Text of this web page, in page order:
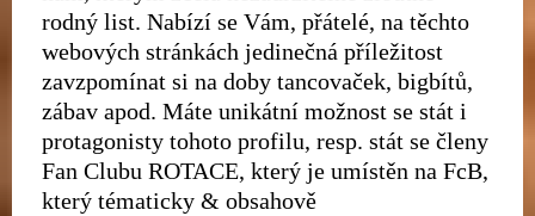
rodný list. Nabízí se Vám, přátelé, na těchto
webových stránkách jedinečná příležitost
zavzpomínat si na doby tancovaček, bigbítů,
zábav apod. Máte unikátní možnost se stát i
protagonisty tohoto profilu, resp. stát se členy
Fan Clubu ROTACE, který je umístěn na FcB,
který tématicky & obsahově